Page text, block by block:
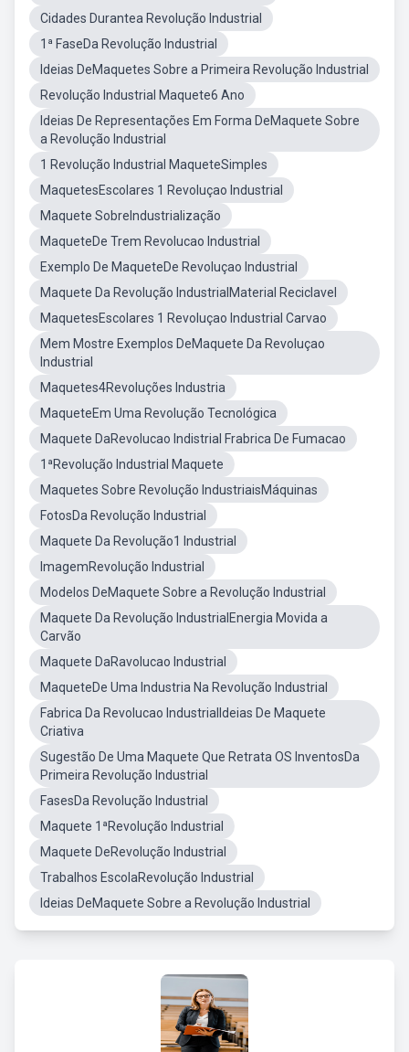
Cidades Durantea Revolução Industrial
1ª FaseDa Revolução Industrial
Ideias DeMaquetes Sobre a Primeira Revolução Industrial
Revolução Industrial Maquete6 Ano
Ideias De Representações Em Forma DeMaquete Sobre
a Revolução Industrial
1 Revolução Industrial MaqueteSimples
MaquetesEscolares 1 Revoluçao Industrial
Maquete SobreIndustrialização
MaqueteDe Trem Revolucao Industrial
Exemplo De MaqueteDe Revoluçao Industrial
Maquete Da Revolução IndustrialMaterial Reciclavel
MaquetesEscolares 1 Revoluçao Industrial Carvao
Mem Mostre Exemplos DeMaquete Da Revoluçao
Industrial
Maquetes4Revoluções Industria
MaqueteEm Uma Revolução Tecnológica
Maquete DaRevolucao Indistrial Frabrica De Fumacao
1ªRevolução Industrial Maquete
Maquetes Sobre Revolução IndustriaisMáquinas
FotosDa Revolução Industrial
Maquete Da Revolução1 Industrial
ImagemRevolução Industrial
Modelos DeMaquete Sobre a Revolução Industrial
Maquete Da Revolução IndustrialEnergia Movida a
Carvão
Maquete DaRavolucao Industrial
MaqueteDe Uma Industria Na Revolução Industrial
Fabrica Da Revolucao IndustrialIdeias De Maquete
Criativa
Sugestão De Uma Maquete Que Retrata OS InventosDa
Primeira Revolução Industrial
FasesDa Revolução Industrial
Maquete 1ªRevolução Industrial
Maquete DeRevolução Industrial
Trabalhos EscolaRevolução Industrial
Ideias DeMaquete Sobre a Revolução Industrial